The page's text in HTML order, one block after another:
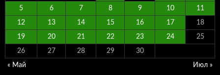
5 6 7 8 9 10 11
12 13 14 15 16 17 18
19 20 21 22 23 24 25
26 27 28 29 30
« Май Июл »